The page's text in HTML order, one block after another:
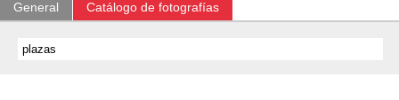
General Catálogo de fotografías